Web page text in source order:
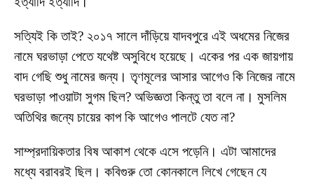
সত্যিই কি তাই? ২০১৭ সালে দাঁড়িয়ে যাদবপুরে এই অধমের নিজের
নামে ঘরভাড়া পেতে যথেষ্ট অসুবিধে হয়েছে। একের পর এক জায়গায়
বাদ গেছি শুধু নামের জন্য। তৃণমূলের আসার আগেও কি নিজের নামে
ঘরভাড়া পাওয়াটা সুগম ছিল? অভিজ্ঞতা কিন্তু তা বলে না। মুসলিম
অতিথির জন্যে চায়ের কাপ কি আগেও পালটে যেত না?
সাম্প্রদায়িকতার বিষ আকাশ থেকে এসে পড়েনি। এটা আমাদের
মধ্যে বরাবরই ছিল। কবিগুরু তো কোনকালে লিখে গেছেন যে